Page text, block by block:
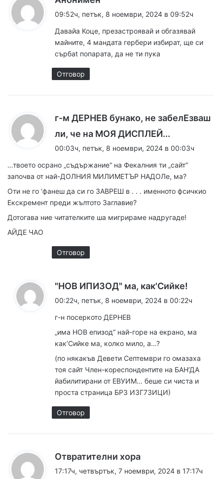
а
:
09:52ч, петък, 8 ноември, 2024 в 09:52ч
Давайа Коце, презастроявай и обгазявай
майните, 4 мандата гербери избират, ще си
сърбаt попарата, да не ти пука
Отговор
г-м ДЕРНЕВ бунако, не забелЕзваш
ли, че на МОЯ ДИСПЛЕЙ...
а
а
:
00:03ч, петък, 8 ноември, 2024 в 00:03ч
…твоето осрано „съдържание“ на Фекалния ти „сайт“
започва от най-ДОЛНИЯ МИЛИМЕТЪР НАДОЛе, ма?
Оти не го ‘фанеш да си го ЗАВРЕШ в . . . именното фсичкио
Екскремент преди жълтото Заглавие?
Дотогава ние читателките ша мигрираме надругаде!
АЙДЕ ЧАО
Отговор
"НОВ ИПИЗОД" ма, как'Сийке!
:
00:22ч, петък, 8 ноември, 2024 в 00:22ч
г-н посеркото ДЕРНЕВ
„има НОВ епизод“ най-горе на екрано, ма
как’Сийке ма, колко мило, а…?
(по някакъв Девети Септември го омазаха
тоя сайт Член-кореспондентите на БАН’ДА
йабилитирани от ЕВУИМ… беше си чиста и
проста страница БРЗ ИЗГ7ЗИЦИ)
Отговор
Отвратителни хора
17:17ч, четвъртък, 7 ноември, 2024 в 17:17ч